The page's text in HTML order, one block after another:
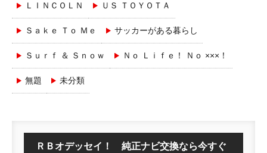
ＬＩＮＣＯＬＮ ＵＳ ＴＯＹＯＴＡ
Ｓａｋｅ Ｔｏ Ｍｅ サッカーがある暮らし
Ｓｕｒｆ ＆ Ｓｎｏｗ Ｎｏ Ｌｉｆｅ！ Ｎｏ ×××！
無題 未分類
ＲＢオデッセイ！ 純正ナビ交換なら今すぐ